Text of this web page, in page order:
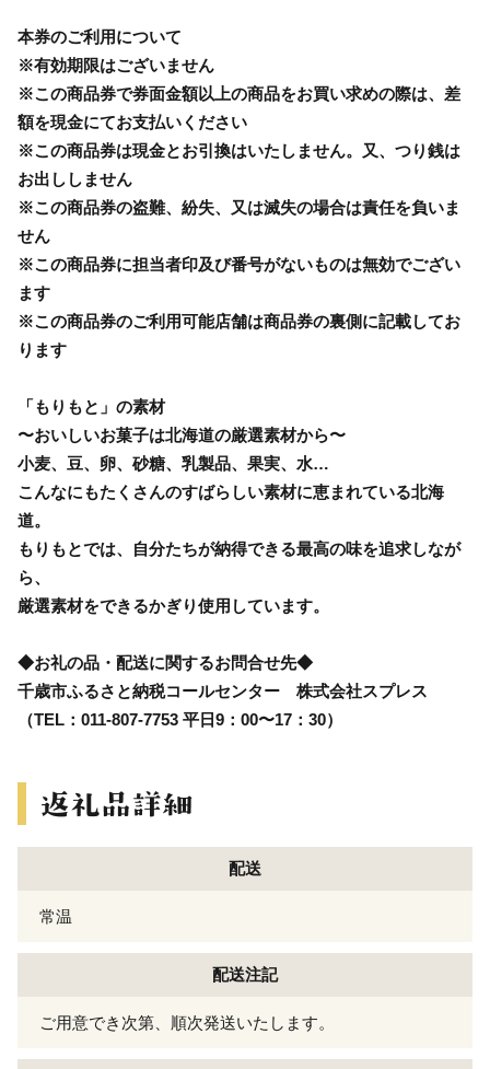
本券のご利用について
※有効期限はございません
※この商品券で券面金額以上の商品をお買い求めの際は、差
額を現金にてお支払いください
※この商品券は現金とお引換はいたしません。又、つり銭は
お出ししません
※この商品券の盗難、紛失、又は滅失の場合は責任を負いま
せん
※この商品券に担当者印及び番号がないものは無効でござい
ます
※この商品券のご利用可能店舗は商品券の裏側に記載してお
ります
「もりもと」の素材
〜おいしいお菓子は北海道の厳選素材から〜
小麦、豆、卵、砂糖、乳製品、果実、水…
こんなにもたくさんのすばらしい素材に恵まれている北海
道。
もりもとでは、自分たちが納得できる最高の味を追求しなが
ら、
厳選素材をできるかぎり使用しています。
◆お礼の品・配送に関するお問合せ先◆
千歳市ふるさと納税コールセンター 株式会社スプレス
（TEL：011-807-7753 平日9：00〜17：30）
配送
常温
配送注記
ご用意でき次第、順次発送いたします。